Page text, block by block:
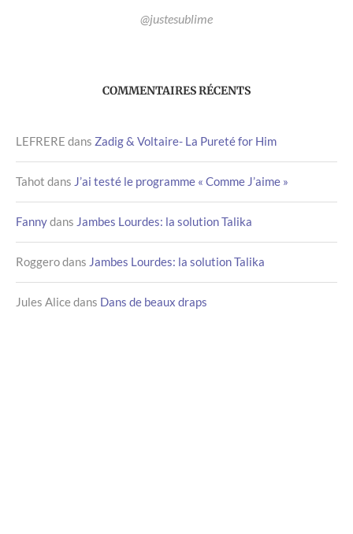
@justesublime
COMMENTAIRES RÉCENTS
LEFRERE dans Zadig & Voltaire- La Pureté for Him
Tahot dans J’ai testé le programme « Comme J’aime »
Fannydans Jambes Lourdes: la solution Talika
Roggerodans Jambes Lourdes: la solution Talika
Jules Alicedans Dans de beaux draps